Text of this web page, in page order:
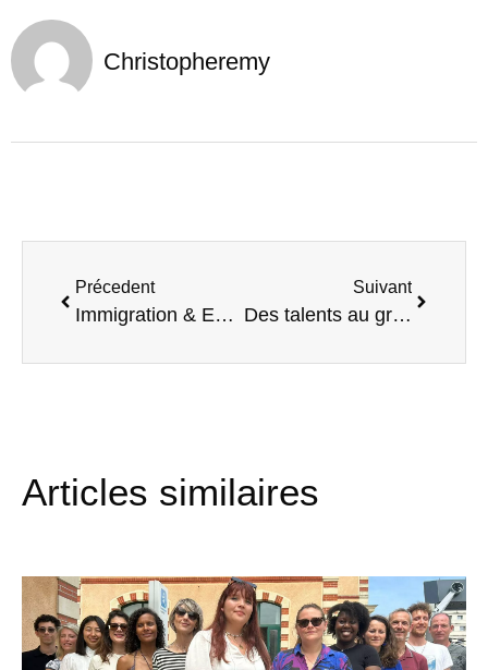
Christopheremy
Précedent
Immigration & Empowerment
Suivant
Des talents au grand cœur À la Ruche Saint-Germain
Articles similaires